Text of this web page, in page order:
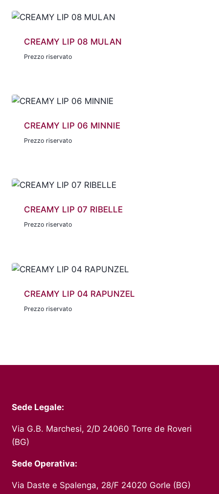
CREAMY LIP 08 MULAN
Prezzo riservato
CREAMY LIP 06 MINNIE
Prezzo riservato
CREAMY LIP 07 RIBELLE
Prezzo riservato
CREAMY LIP 04 RAPUNZEL
Prezzo riservato
Sede Legale:
Via G.B. Marchesi, 2/D 24060 Torre de Roveri
(BG)
Sede Operativa:
Via Daste e Spalenga, 28/F 24020 Gorle (BG)